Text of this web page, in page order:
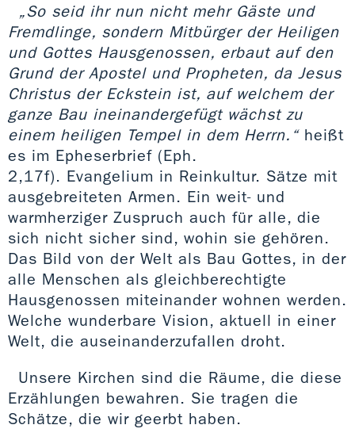
„So seid ihr nun nicht mehr Gäste und
Fremdlinge, sondern Mitbürger der Heiligen
und Gottes Hausgenossen, erbaut auf den
Grund der Apostel und Propheten, da Jesus
Christus der Eckstein ist, auf welchem der
ganze Bau ineinandergefügt wächst zu
einem heiligen Tempel in dem Herrn.“heißt
es im Epheserbrief (Eph.
2,17f). Evangelium in Reinkultur. Sätze mit
ausgebreiteten Armen. Ein weit- und
warmherziger Zuspruch auch für alle, die
sich nicht sicher sind, wohin sie gehören.
Das Bild von der Welt als Bau Gottes, in der
alle Menschen als gleichberechtigte
Hausgenossen miteinander wohnen werden.
Welche wunderbare Vision, aktuell in einer
Welt, die auseinanderzufallen droht.
Unsere Kirchen sind die Räume, die diese
Erzählungen bewahren. Sie tragen die
Schätze, die wir geerbt haben.